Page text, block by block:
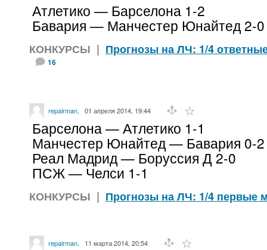
Атлетико — Барселона 1-2
Бавария — Манчестер Юнайтед 2-0
КОНКУРСЫ | Прогнозы на ЛЧ: 1/4
16
repairman, 01 апреля 2014, 19:44
Барселона — Атлетико 1-1
Манчестер Юнайтед — Бавария 0-2
Реал Мадрид — Боруссия Д 2-0
ПСЖ — Челси 1-1
КОНКУРСЫ | Прогнозы на ЛЧ: 1/4 первые
repairman, 11 марта 2014, 20:54